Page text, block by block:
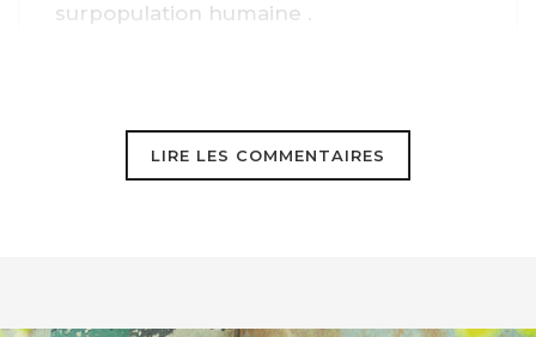
surpopulation humaine .
LIRE LES COMMENTAIRES